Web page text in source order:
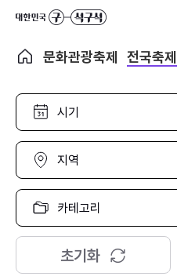
문화관광축제 전국축제
시
선
택
지
선
택
카
고
리
택
초기화